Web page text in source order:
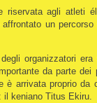
riservata agli atleti
affrontato un
degli organizzatori
da parte
è arrivata proprio
il keniano Titus Ekiru.